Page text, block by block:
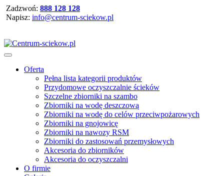
Zadzwoń: 888 128 128
Napisz: info@centrum-sciekow.pl
Oferta
Pełna lista kategorii produktów
Przydomowe oczyszczalnie ścieków
Szczelne zbiorniki na szambo
Zbiorniki na wodę deszczową
Zbiorniki na wodę do celów przeciwpożarowych
Zbiorniki na gnojowicę
Zbiorniki na nawozy RSM
Zbiorniki do zastosowań przemysłowych
Akcesoria do zbiorników
Akcesoria do oczyszczalni
O firmie